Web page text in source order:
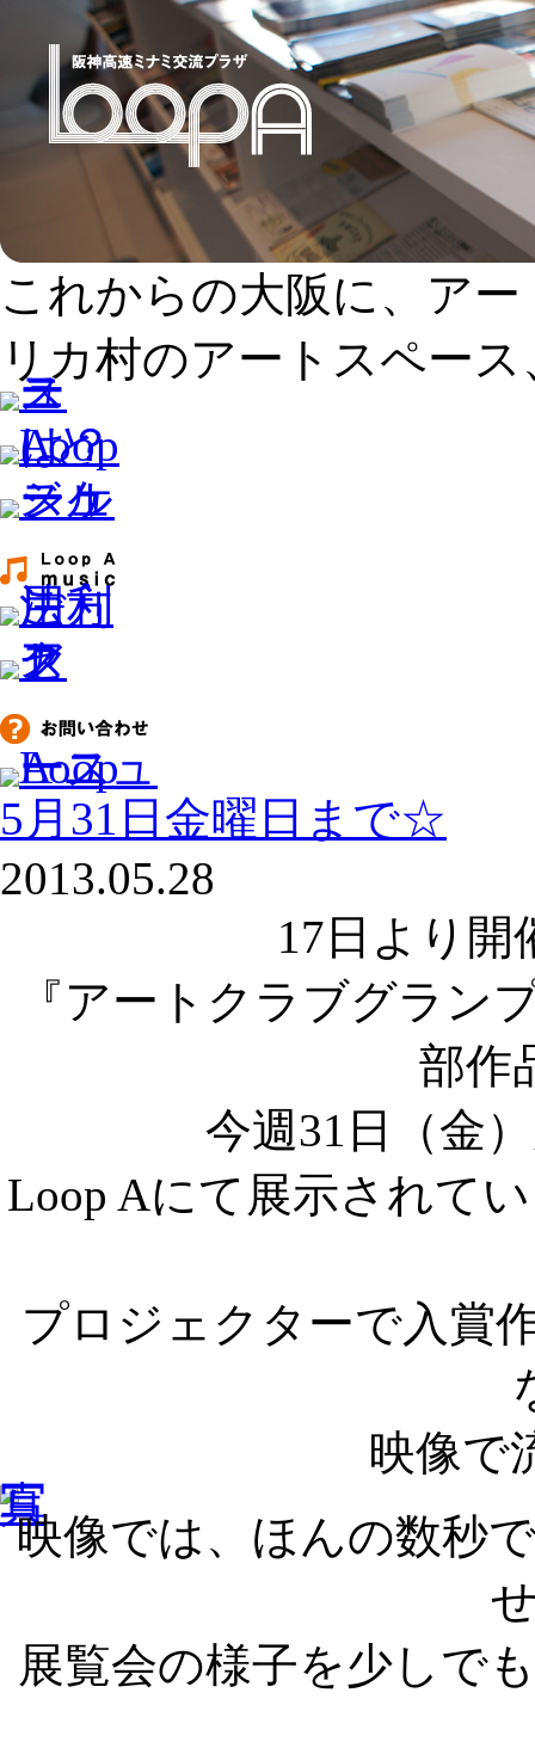
これからの大阪に、ア
リカ村のアートスペース
5月31日金曜日まで☆
2013.05.28
17日より開
『アートクラブグラン
部作
今週31日（金
Loop Aにて展示されて
プロジェクターで入賞
映像で
映像では、ほんの数秒
展覧会の様子を少しで